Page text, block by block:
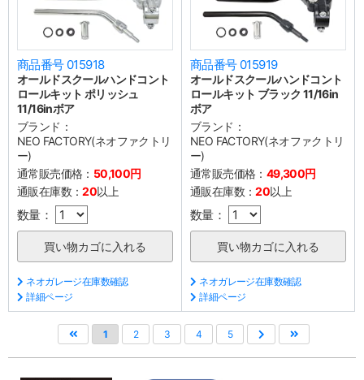
商品番号 015918
オールドスクールハンドコント
ロールキット ポリッシュ
11/16inボア
ブランド：
NEO FACTORY(ネオファクトリ
ー)
通常販売価格： 50,100円
通販在庫数：20以上
数量：
ネオガレージ在庫数確認
詳細ページ
商品番号 015919
オールドスクールハンドコント
ロールキット ブラック 11/16in
ボア
ブランド：
NEO FACTORY(ネオファクトリ
ー)
通常販売価格： 49,300円
通販在庫数：20以上
数量：
ネオガレージ在庫数確認
詳細ページ
1 2 3 4 5